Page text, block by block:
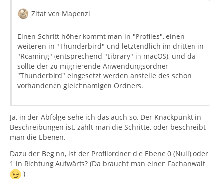
Zitat von Mapenzi
Einen Schritt höher kommt man in "Profiles", einen
weiteren in "Thunderbird" und letztendlich im dritten in
"Roaming" (entsprechend "Library" in macOS), und da
sollte der zu migrierende Anwendungsordner
"Thunderbird" eingesetzt werden anstelle des schon
vorhandenen gleichnamigen Ordners.
Ja, in der Abfolge sehe ich das auch so. Der Knackpunkt in
Beschreibungen ist, zählt man die Schritte, oder beschreibt
man die Ebenen.
Dazu der Beginn, ist der Profilordner die Ebene 0 (Null) oder
1 in Richtung Aufwärts? (Da braucht man einen Fachanwalt
)